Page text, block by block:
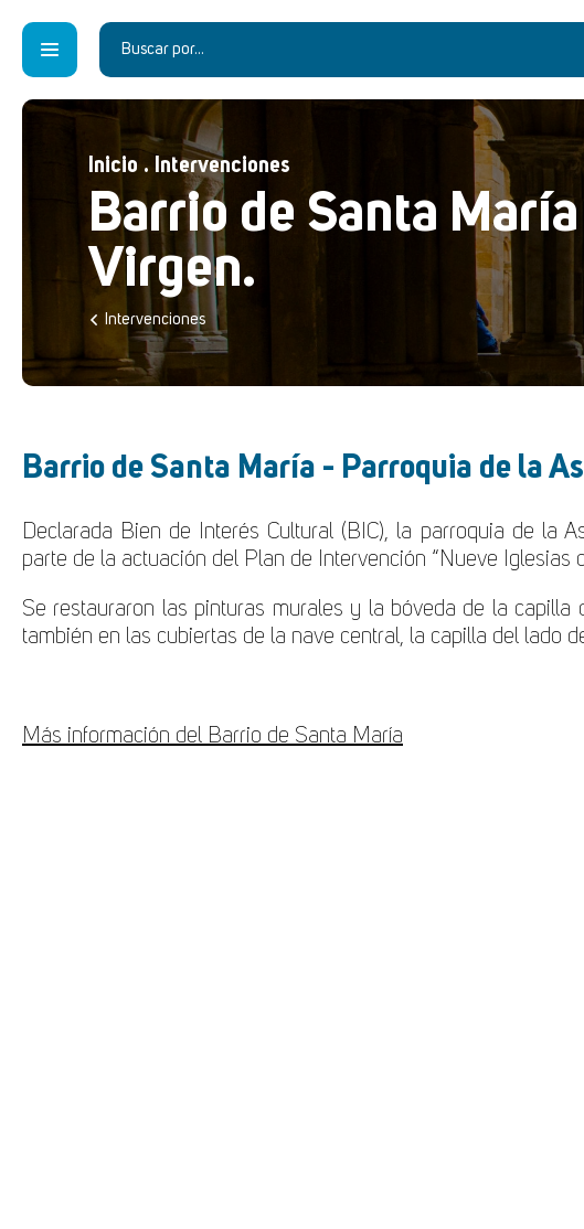
Inicio . Intervenciones
Barrio de Santa
Virgen.
Intervenciones
Barrio de Santa María - Parroquia de la
Declarada Bien de Interés Cultural (BIC), la parroquia de la
parte de la actuación del Plan de Intervención “Nueve Iglesias
Se restauraron las pinturas murales y la bóveda de la capilla
también en las cubiertas de la nave central, la capilla del lado
Más información del Barrio de Santa María